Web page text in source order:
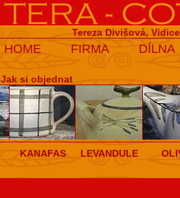
Tereza Divišová,
HOME FIRMA DÍLNA
Jak si objednat
KANAFAS LEVANDULE